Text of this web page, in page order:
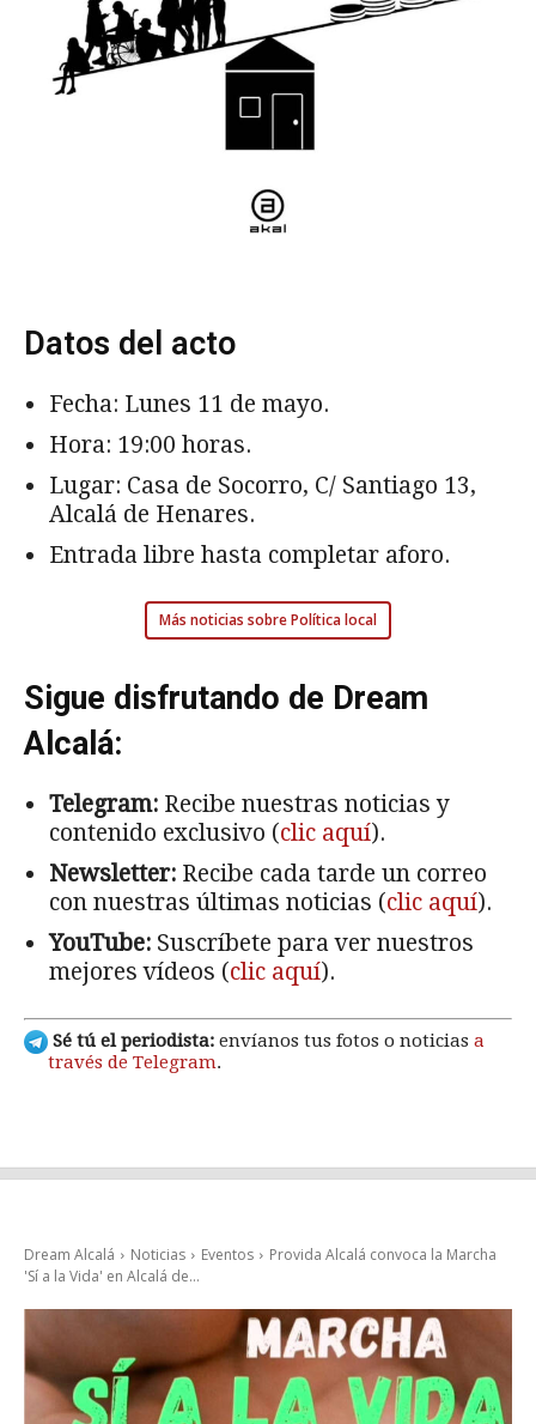
Datos del acto
Fecha: Lunes 11 de mayo.
Hora: 19:00 horas.
Lugar: Casa de Socorro, C/ Santiago 13,
Alcalá de Henares.
Entrada libre hasta completar aforo.
Más noticias sobre Política local
Sigue disfrutando de Dream
Alcalá:
Telegram: Recibe nuestras noticias y
contenido exclusivo (clic aquí).
Newsletter: Recibe cada tarde un correo
con nuestras últimas noticias (clic aquí).
YouTube: Suscríbete para ver nuestros
mejores vídeos (clic aquí).
Sé tú el periodista: envíanos tus fotos o noticias a
través de Telegram.